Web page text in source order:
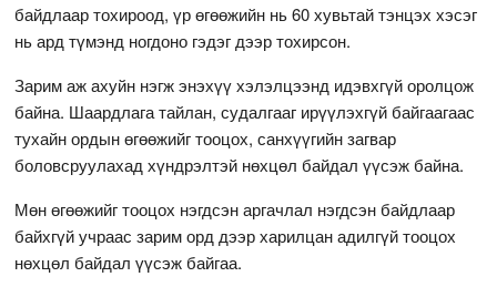
байдлаар тохироод, үр өгөөжийн нь 60 хувьтай тэнцэх хэсэг
нь ард түмэнд ногдоно гэдэг дээр тохирсон.
Зарим аж ахуйн нэгж энэхүү хэлэлцээнд идэвхгүй оролцож
байна. Шаардлага тайлан, судалгааг ирүүлэхгүй байгаагаас
тухайн ордын өгөөжийг тооцох, санхүүгийн загвар
боловсруулахад хүндрэлтэй нөхцөл байдал үүсэж байна.
Мөн өгөөжийг тооцох нэгдсэн аргачлал нэгдсэн байдлаар
байхгүй учраас зарим орд дээр харилцан адилгүй тооцох
нөхцөл байдал үүсэж байгаа.